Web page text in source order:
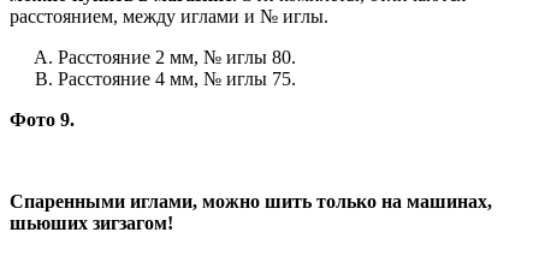
расстоянием, между иглами и № иглы.
Расстояние 2 мм, № иглы 80.
Расстояние 4 мм, № иглы 75.
Фото 9.
Спаренными иглами, можно шить только на машинах,
шьюших зигзагом!